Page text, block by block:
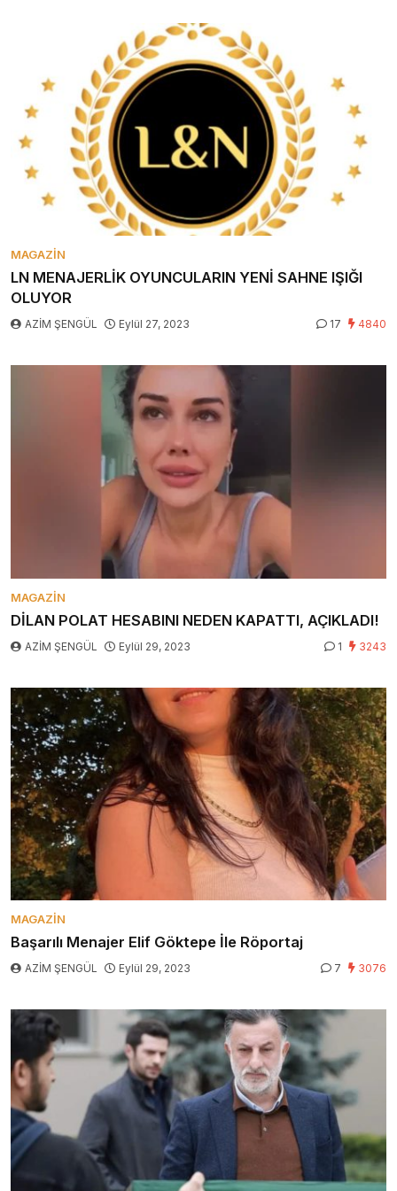
MAGAZIN
LN MENAJERLİK OYUNCULARIN YENİ SAHNE IŞIĞI
OLUYOR
AZİM ŞENGÜL Eylül 27, 2023 17 4840
MAGAZIN
DİLAN POLAT HESABINI NEDEN KAPATTI, AÇIKLADI!
AZİM ŞENGÜL Eylül 29, 2023 1 3243
MAGAZIN
Başarılı Menajer Elif Göktepe İle Röportaj
AZİM ŞENGÜL Eylül 29, 2023 7 3076